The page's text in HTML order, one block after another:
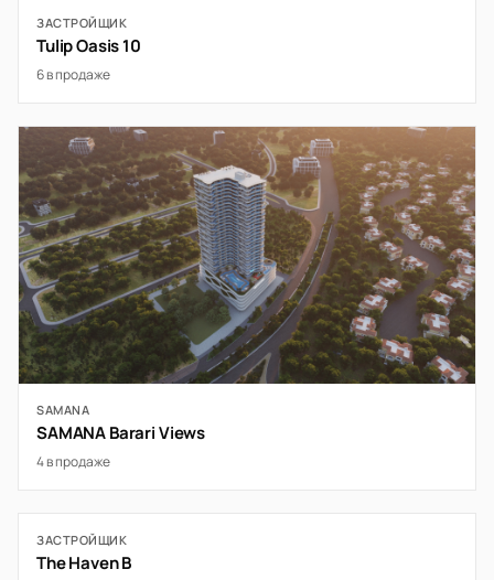
ЗАСТРОЙЩИК
Tulip Oasis 10
6 в продаже
SAMANA
SAMANA Barari Views
4 в продаже
ЗАСТРОЙЩИК
The Haven B